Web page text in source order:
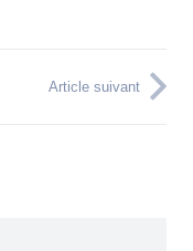
Article suivant